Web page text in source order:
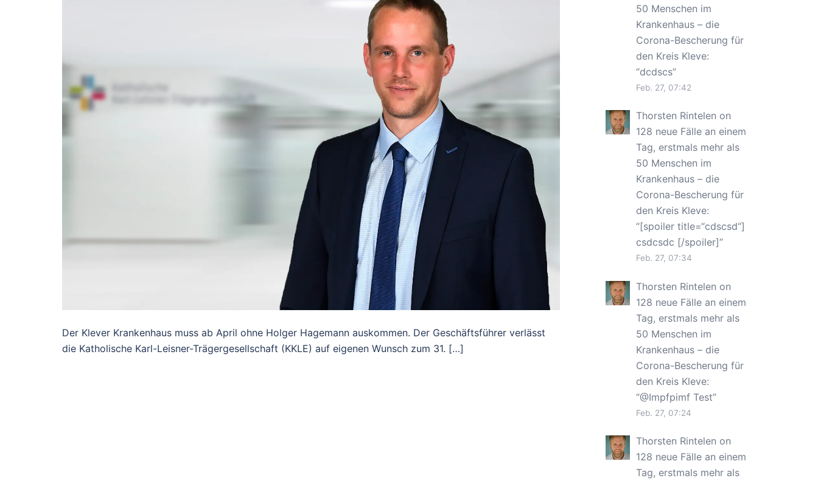
Der Klever Krankenhaus muss ab April ohne Holger Hagemann auskommen. Der Geschäftsführer verlässt
die Katholische Karl-Leisner-Trägergesellschaft (KKLE) auf eigenen Wunsch zum 31. […]
50 Menschen im
Krankenhaus – die
Corona-Bescherung für
den Kreis Kleve:
“dcdscs”
Feb. 27, 07:42
Thorsten Rintelen on
128 neue Fälle an einem
Tag, erstmals mehr als
50 Menschen im
Krankenhaus – die
Corona-Bescherung für
den Kreis Kleve:
“[spoiler title=“cdscsd“]
csdcsdc [/spoiler]”
Feb. 27, 07:34
Thorsten Rintelen on
128 neue Fälle an einem
Tag, erstmals mehr als
50 Menschen im
Krankenhaus – die
Corona-Bescherung für
den Kreis Kleve:
“@Impfpimf Test”
Feb. 27, 07:24
Thorsten Rintelen on
128 neue Fälle an einem
Tag, erstmals mehr als